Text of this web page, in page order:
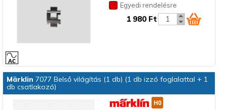
Egyedi rendelésre
1 980 Ft
Märklin 7077 Belső világítás (1 db) (1 db izzó foglalattal + 1
db csatlakozó)